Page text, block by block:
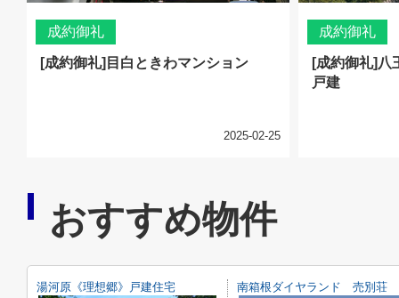
成約御礼
[成約御礼]目白ときわマンション
2025-02-25
成約御礼
[成約御礼]八
戸建
おすすめ物件
湯河原《理想郷》戸建住宅 南箱根ダイヤランド 売別荘